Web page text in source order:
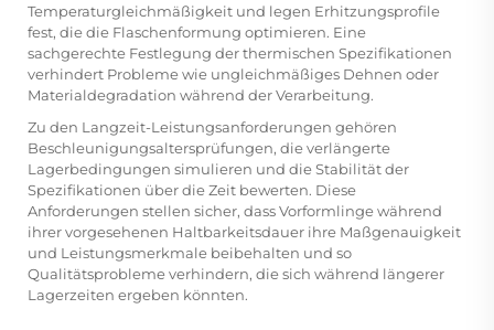
Temperaturgleichmäßigkeit und legen Erhitzungsprofile
fest, die die Flaschenformung optimieren. Eine
sachgerechte Festlegung der thermischen Spezifikationen
verhindert Probleme wie ungleichmäßiges Dehnen oder
Materialdegradation während der Verarbeitung.
Zu den Langzeit-Leistungsanforderungen gehören
Beschleunigungsaltersprüfungen, die verlängerte
Lagerbedingungen simulieren und die Stabilität der
Spezifikationen über die Zeit bewerten. Diese
Anforderungen stellen sicher, dass Vorformlinge während
ihrer vorgesehenen Haltbarkeitsdauer ihre Maßgenauigkeit
und Leistungsmerkmale beibehalten und so
Qualitätsprobleme verhindern, die sich während längerer
Lagerzeiten ergeben könnten.